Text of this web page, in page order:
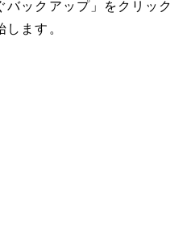
バックアップ」をクリック
します。